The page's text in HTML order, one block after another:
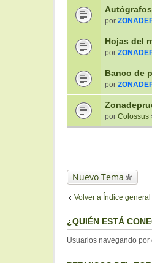
por
Hojas del
por
Banco de
por
por Colossus
Nuevo Tema
Volver a Índice general
¿QUIÉN ESTÁ
Usuarios navegando